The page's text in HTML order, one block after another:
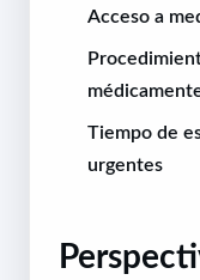
Acceso a
Tiempo de
urgentes